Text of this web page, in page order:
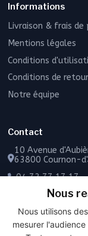
Informations
Livraison & frais de
Mentions légales
Conditions
Conditions de
Notre équipe
Contact
10 Avenue
63800 Cournon-
04 73 77 17 17
06 49 55 43 72
Contactez-nous
Nous
Nous utilisons
mesurer